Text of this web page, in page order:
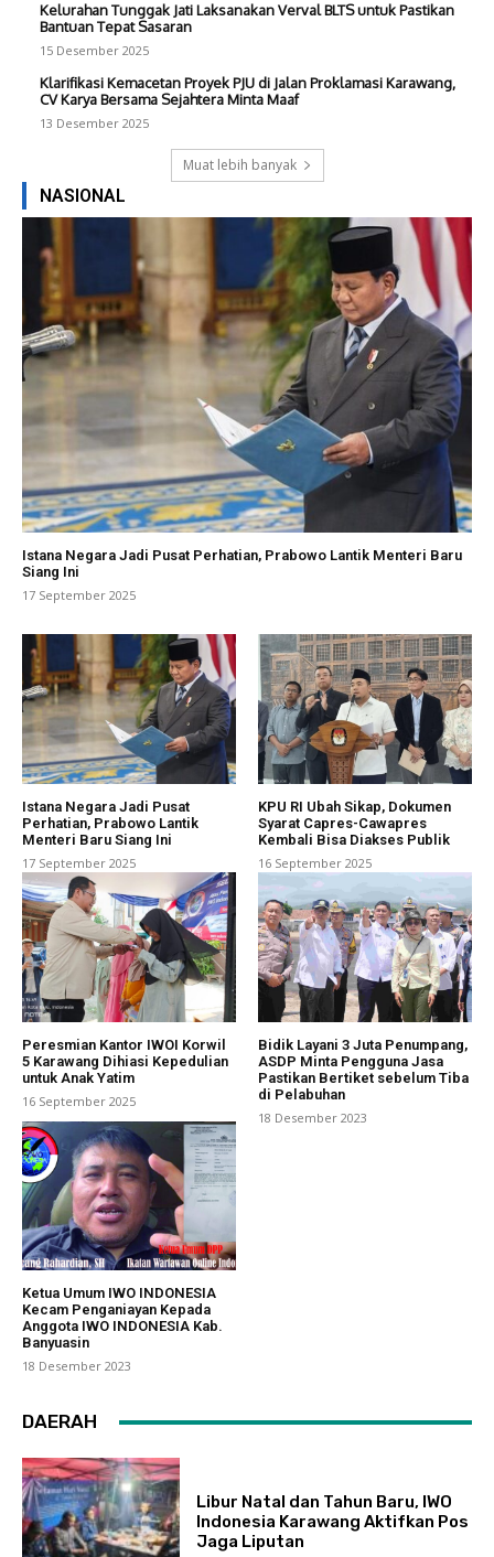
Kelurahan Tunggak Jati Laksanakan Verval BLTS untuk Pastikan
Bantuan Tepat Sasaran
15 Desember 2025
Klarifikasi Kemacetan Proyek PJU di Jalan Proklamasi Karawang,
CV Karya Bersama Sejahtera Minta Maaf
13 Desember 2025
Muat lebih banyak
NASIONAL
Istana Negara Jadi Pusat Perhatian, Prabowo Lantik Menteri Baru
Siang Ini
17 September 2025
Istana Negara Jadi Pusat
Perhatian, Prabowo Lantik
Menteri Baru Siang Ini
17 September 2025
KPU RI Ubah Sikap, Dokumen
Syarat Capres-Cawapres
Kembali Bisa Diakses Publik
16 September 2025
Peresmian Kantor IWOI Korwil
5 Karawang Dihiasi Kepedulian
untuk Anak Yatim
16 September 2025
Bidik Layani 3 Juta Penumpang,
ASDP Minta Pengguna Jasa
Pastikan Bertiket sebelum Tiba
di Pelabuhan
18 Desember 2023
Ketua Umum IWO INDONESIA
Kecam Penganiayan Kepada
Anggota IWO INDONESIA Kab.
Banyuasin
18 Desember 2023
DAERAH
Libur Natal dan Tahun Baru, IWO
Indonesia Karawang Aktifkan Pos
Jaga Liputan